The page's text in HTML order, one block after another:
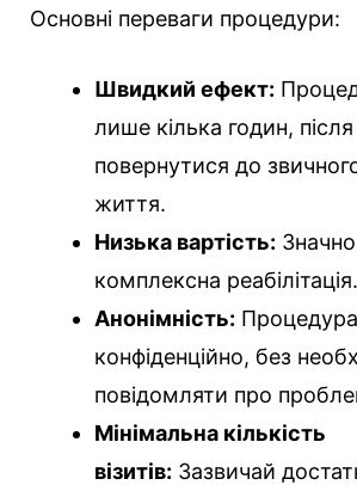
Основні переваги процедури:
Швидкий ефект:
лише кілька годин,
повернутися до
життя.
Низька вартість:
комплексна реабілітація.
Анонімність:
конфіденційно, без
повідомляти про
Мінімальна кількість
візитів: Зазвичай